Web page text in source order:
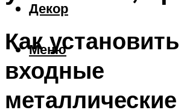
Декор
Меню
Как установить
входные